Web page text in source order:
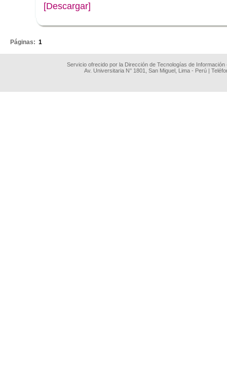
[Descargar]
Páginas: 1
Servicio ofrecido por la Dirección de Tecnologías de
Av. Universitaria N° 1801, San Miguel, Lima - Perú |